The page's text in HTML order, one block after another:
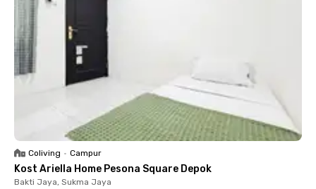
Coliving • Campur
Kost Ariella Home Pesona Square Depok
Bakti Jaya, Sukma Jaya